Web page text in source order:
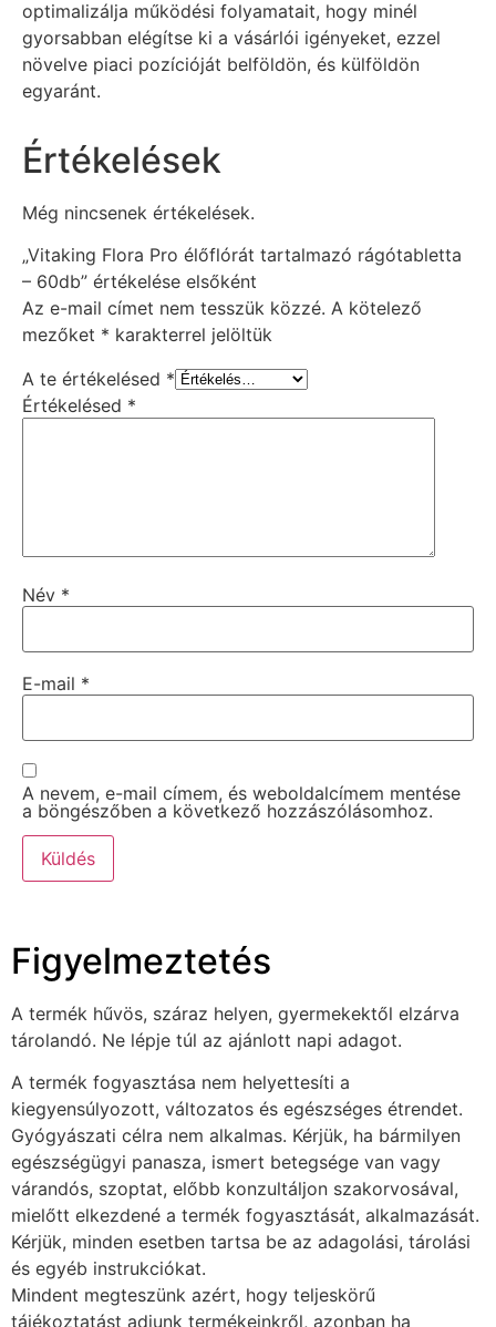
optimalizálja működési folyamatait, hogy minél
gyorsabban elégítse ki a vásárlói igényeket, ezzel
növelve piaci pozícióját belföldön, és külföldön
egyaránt.
Értékelések
Még nincsenek értékelések.
„Vitaking Flora Pro élőflórát tartalmazó rágótabletta
– 60db” értékelése elsőként
Az e-mail címet nem tesszük közzé. A kötelező
mezőket * karakterrel jelöltük
A te értékelésed *
Értékelésed *
Név *
E-mail *
A nevem, e-mail címem, és weboldalcímem mentése
a böngészőben a következő hozzászólásomhoz.
Figyelmeztetés
A termék hűvös, száraz helyen, gyermekektől elzárva
tárolandó. Ne lépje túl az ajánlott napi adagot.
A termék fogyasztása nem helyettesíti a
kiegyensúlyozott, változatos és egészséges étrendet.
Gyógyászati célra nem alkalmas. Kérjük, ha bármilyen
egészségügyi panasza, ismert betegsége van vagy
várandós, szoptat, előbb konzultáljon szakorvosával,
mielőtt elkezdené a termék fogyasztását, alkalmazását.
Kérjük, minden esetben tartsa be az adagolási, tárolási
és egyéb instrukciókat.
Mindent megteszünk azért, hogy teljeskörű
tájékoztatást adjunk termékeinkről, azonban ha